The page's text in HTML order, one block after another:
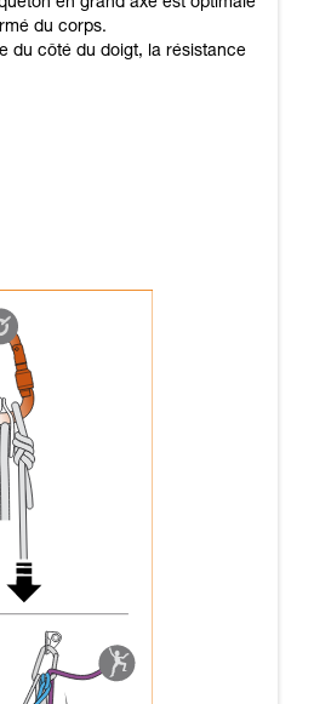
en grand axe est optimale
du corps.
du côté du doigt, la résistance